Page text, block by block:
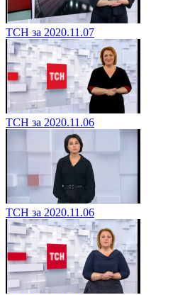
ТСН за 2020.11.07
ТСН за 2020.11.06
ТСН за 2020.11.06